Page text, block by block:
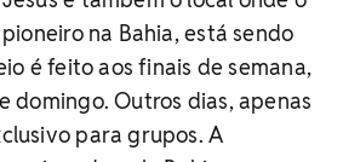
na Bahia, está sendo
é feito aos finais de semana,
domingo. Outros dias, apenas
para grupos. A